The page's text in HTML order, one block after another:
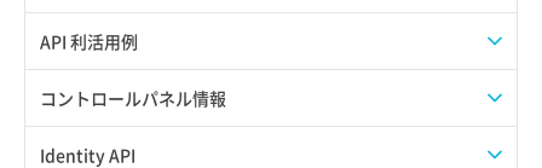
APIのご利用について
API 利活用例
APIでAPIサブユーザーを作成する
APIでVPSにISOイメージを挿入する
コントロールパネル情報
APIユーザーを作成する
Identity API